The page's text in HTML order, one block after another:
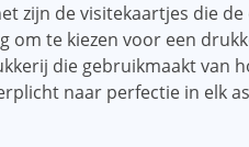
zijn de visitekaartjes die
om te kiezen voor een
die gebruikmaakt van
naar perfectie in elk